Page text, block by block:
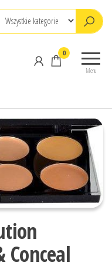
Menu
0
Conceal